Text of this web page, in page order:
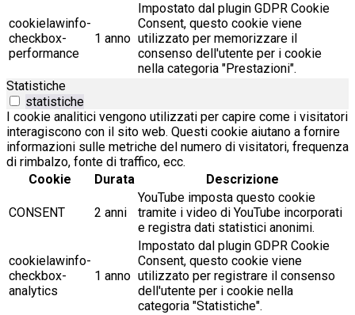
cookielawinfo-
checkbox-
performance
1 anno
Impostato dal plugin GDPR Cookie
Consent, questo cookie viene
utilizzato per memorizzare il
consenso dell'utente per i cookie
nella categoria "Prestazioni".
Statistiche
statistiche
I cookie analitici vengono utilizzati per capire come i visitatori
interagiscono con il sito web. Questi cookie aiutano a fornire
informazioni sulle metriche del numero di visitatori, frequenza
di rimbalzo, fonte di traffico, ecc.
Cookie
Durata Descrizione
CONSENT 2 anni
YouTube imposta questo cookie
tramite i video di YouTube incorporati
e registra dati statistici anonimi.
cookielawinfo-
checkbox-
analytics
1 anno
Impostato dal plugin GDPR Cookie
Consent, questo cookie viene
utilizzato per registrare il consenso
dell'utente per i cookie nella
categoria "Statistiche".